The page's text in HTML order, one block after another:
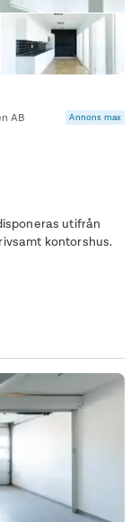
AB Annons max
utifrån
kontorshus.